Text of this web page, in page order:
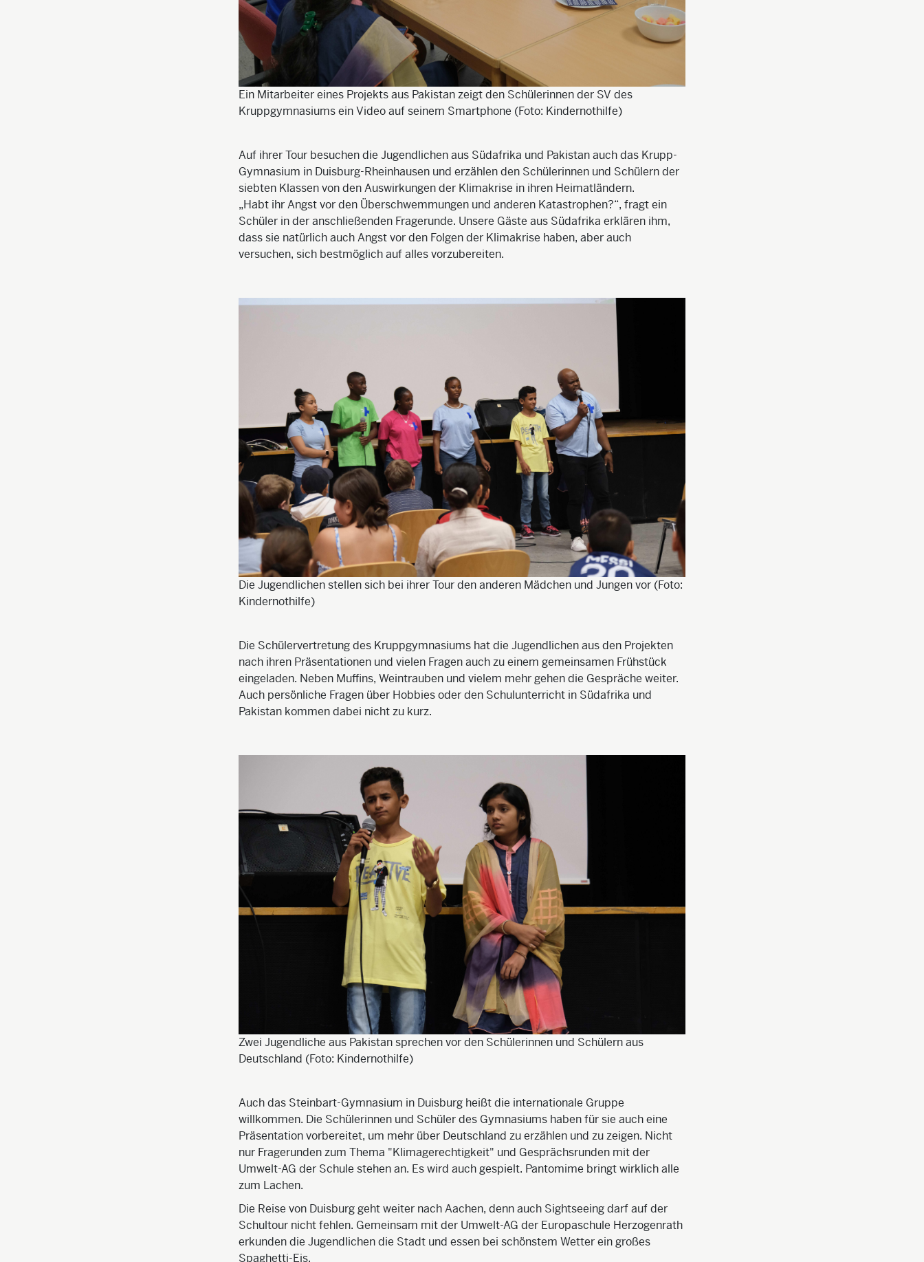
Ein Mitarbeiter eines Projekts aus Pakistan zeigt den Schülerinnen der SV des
Kruppgymnasiums ein Video auf seinem Smartphone (Foto: Kindernothilfe)
Auf ihrer Tour besuchen die Jugendlichen aus Südafrika und Pakistan auch das Krupp-
Gymnasium in Duisburg-Rheinhausen und erzählen den Schülerinnen und Schülern der
siebten Klassen von den Auswirkungen der Klimakrise in ihren Heimatländern.
„Habt ihr Angst vor den Überschwemmungen und anderen Katastrophen?“, fragt ein
Schüler in der anschließenden Fragerunde. Unsere Gäste aus Südafrika erklären ihm,
dass sie natürlich auch Angst vor den Folgen der Klimakrise haben, aber auch
versuchen, sich bestmöglich auf alles vorzubereiten.
Die Jugendlichen stellen sich bei ihrer Tour den anderen Mädchen und Jungen vor (Foto:
Kindernothilfe)
Die Schülervertretung des Kruppgymnasiums hat die Jugendlichen aus den Projekten
nach ihren Präsentationen und vielen Fragen auch zu einem gemeinsamen Frühstück
eingeladen. Neben Muffins, Weintrauben und vielem mehr gehen die Gespräche weiter.
Auch persönliche Fragen über Hobbies oder den Schulunterricht in Südafrika und
Pakistan kommen dabei nicht zu kurz.
Zwei Jugendliche aus Pakistan sprechen vor den Schülerinnen und Schülern aus
Deutschland (Foto: Kindernothilfe)
Auch das Steinbart-Gymnasium in Duisburg heißt die internationale Gruppe
willkommen. Die Schülerinnen und Schüler des Gymnasiums haben für sie auch eine
Präsentation vorbereitet, um mehr über Deutschland zu erzählen und zu zeigen. Nicht
nur Fragerunden zum Thema "Klimagerechtigkeit" und Gesprächsrunden mit der
Umwelt-AG der Schule stehen an. Es wird auch gespielt. Pantomime bringt wirklich alle
zum Lachen.
Die Reise von Duisburg geht weiter nach Aachen, denn auch Sightseeing darf auf der
Schultour nicht fehlen. Gemeinsam mit der Umwelt-AG der Europaschule Herzogenrath
erkunden die Jugendlichen die Stadt und essen bei schönstem Wetter ein großes
Spaghetti-Eis.